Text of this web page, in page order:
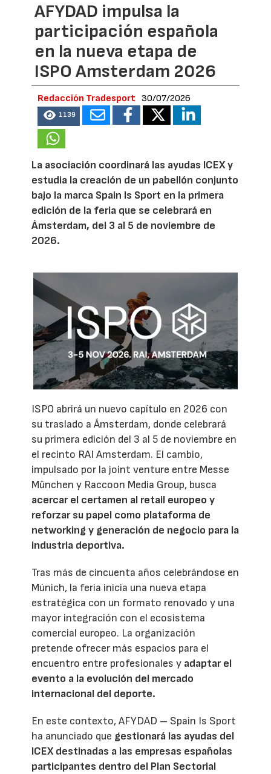
AFYDAD impulsa la
participación española
en la nueva etapa de
ISPO Amsterdam 2026
Redacción Tradesport 30/07/2026
1139
La asociación coordinará las ayudas ICEX y
estudia la creación de un pabellón conjunto
bajo la marca Spain Is Sport en la primera
edición de la feria que se celebrará en
Ámsterdam, del 3 al 5 de noviembre de
2026.
ISPO abrirá un nuevo capítulo en 2026 con
su traslado a Ámsterdam, donde celebrará
su primera edición del 3 al 5 de noviembre en
el recinto RAI Amsterdam. El cambio,
impulsado por la joint venture entre Messe
München y Raccoon Media Group, busca
acercar el certamen al retail europeo y
reforzar su papel como plataforma de
networking y generación de negocio para la
industria deportiva.
Tras más de cincuenta años celebrándose en
Múnich, la feria inicia una nueva etapa
estratégica con un formato renovado y una
mayor integración con el ecosistema
comercial europeo. La organización
pretende ofrecer más espacios para el
encuentro entre profesionales y adaptar el
evento a la evolución del mercado
internacional del deporte.
En este contexto, AFYDAD – Spain Is Sport
ha anunciado que gestionará las ayudas del
ICEX destinadas a las empresas españolas
participantes dentro del Plan Sectorial